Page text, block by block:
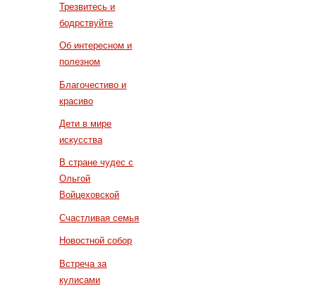
Трезвитесь и
бодрствуйте
Об интересном и
полезном
Благочестиво и
красиво
Дети в мире
искусства
В стране чудес с
Ольгой
Войцеховской
Счастливая семья
Новостной собор
Встреча за
кулисами